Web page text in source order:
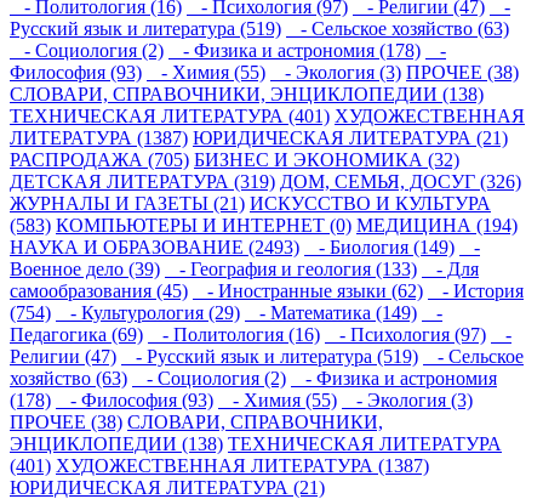
- Политология (16)
- Психология (97) - Религии (47)
-
Русский язык и литература (519)
- Сельское хозяйство (63)
- Социология (2)
- Физика и астрономия (178)
-
Философия (93)
- Химия (55) - Экология (3) ПРОЧЕЕ (38)
СЛОВАРИ, СПРАВОЧНИКИ, ЭНЦИКЛОПЕДИИ (138)
ТЕХНИЧЕСКАЯ ЛИТЕРАТУРА (401) ХУДОЖЕСТВЕННАЯ
ЛИТЕРАТУРА (1387) ЮРИДИЧЕСКАЯ ЛИТЕРАТУРА (21)
РАСПРОДАЖА (705) БИЗНЕС И ЭКОНОМИКА (32)
ДЕТСКАЯ ЛИТЕРАТУРА (319) ДОМ, СЕМЬЯ, ДОСУГ (326)
ЖУРНАЛЫ И ГАЗЕТЫ (21) ИСКУССТВО И КУЛЬТУРА
(583) КОМПЬЮТЕРЫ И ИНТЕРНЕТ (0) МЕДИЦИНА (194)
НАУКА И ОБРАЗОВАНИЕ (2493)
- Биология (149)
-
Военное дело (39)
- География и геология (133)
- Для
самообразования (45)
- Иностранные языки (62)
- История
(754)
- Культурология (29) - Математика (149)
-
Педагогика (69)
- Политология (16) - Психология (97)
-
Религии (47)
- Русский язык и литература (519)
- Сельское
хозяйство (63)
- Социология (2)
- Физика и астрономия
(178)
- Философия (93) - Химия (55)
- Экология (3)
ПРОЧЕЕ (38) СЛОВАРИ, СПРАВОЧНИКИ,
ЭНЦИКЛОПЕДИИ (138) ТЕХНИЧЕСКАЯ ЛИТЕРАТУРА
(401) ХУДОЖЕСТВЕННАЯ ЛИТЕРАТУРА (1387)
ЮРИДИЧЕСКАЯ ЛИТЕРАТУРА (21)